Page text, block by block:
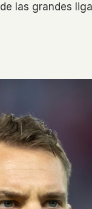
las grandes